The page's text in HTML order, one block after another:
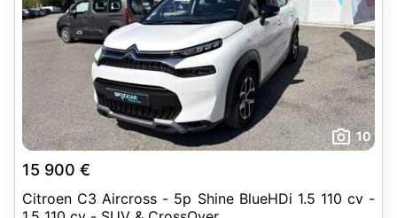
10
15 900 €
Citroen C3 Aircross - 5p Shine BlueHDi 1.5 110 cv -